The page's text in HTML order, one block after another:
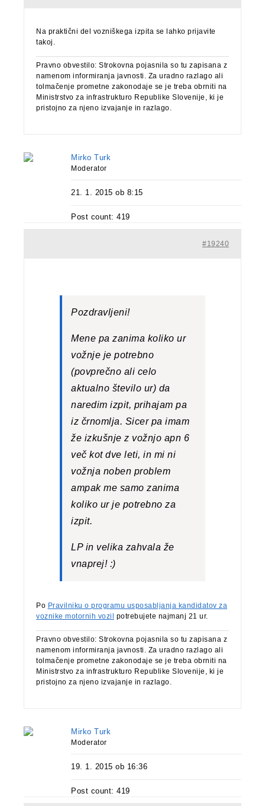
Na praktični del vozniškega izpita se lahko prijavite
takoj.
Pravno obvestilo: Strokovna pojasnila so tu zapisana z
namenom informiranja javnosti. Za uradno razlago ali
tolmačenje prometne zakonodaje se je treba obrniti na
Ministrstvo za infrastrukturo Republike Slovenije, ki je
pristojno za njeno izvajanje in razlago.
Mirko Turk
Moderator
21. 1. 2015 ob 8:15
Post count: 419
#19240
Pozdravljeni!
Mene pa zanima koliko ur
vožnje je potrebno
(povprečno ali celo
aktualno število ur) da
naredim izpit, prihajam pa
iz črnomlja. Sicer pa imam
že izkušnje z vožnjo apn 6
več kot dve leti, in mi ni
vožnja noben problem
ampak me samo zanima
koliko ur je potrebno za
izpit.
LP in velika zahvala že
vnaprej! :)
Po Pravilniku o programu usposabljanja kandidatov za
voznike motornih vozil
potrebujete najmanj 21 ur.
Pravno obvestilo: Strokovna pojasnila so tu zapisana z
namenom informiranja javnosti. Za uradno razlago ali
tolmačenje prometne zakonodaje se je treba obrniti na
Ministrstvo za infrastrukturo Republike Slovenije, ki je
pristojno za njeno izvajanje in razlago.
Mirko Turk
Moderator
19. 1. 2015 ob 16:36
Post count: 419